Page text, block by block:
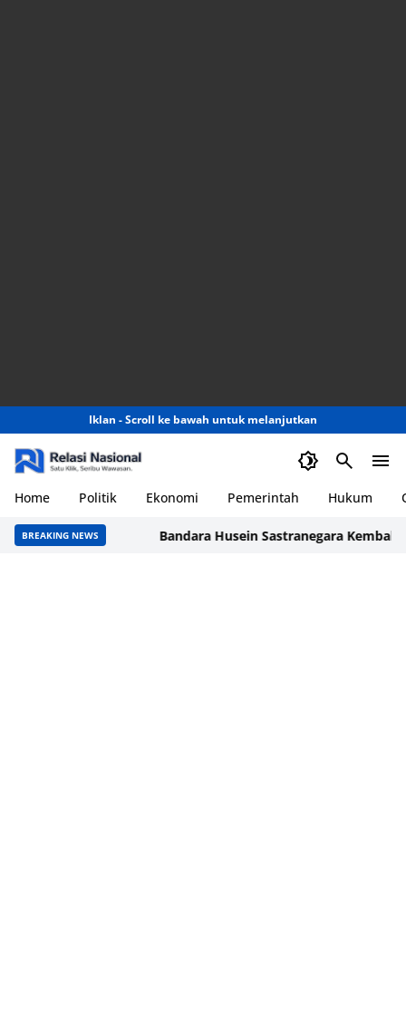
Iklan - Scroll ke bawah untuk melanjutkan
Home Politik Ekonomi Pemerintah Hukum
BREAKING NEWS Bandara Husein Sastranegara Kembali